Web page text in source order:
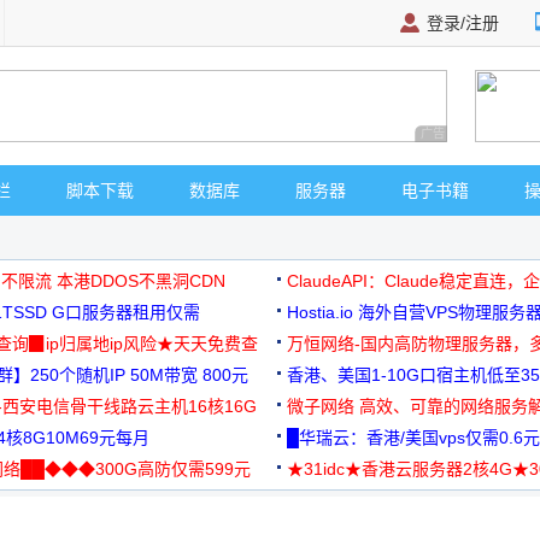
登录/注册
广告 商业广告，理
脚本下载 数据库 服务器 电子书籍
限流 本港DDOS不黑洞CDN
ClaudeAPI：Claude稳定直连，
G口服务器租用仅需
费测试
Hostia.io 海外自营VPS物理服务
询▉ip归属地ip风险★天天免费查
万恒网络-国内高防物理服务器，
99元/月起
】250个随机IP 50M带宽 800元
香港、美国1-10G口宿主机低至
安电信骨干线路云主机16核16G
微子网络 高效、可靠的网络服务
核8G10M69元每月
█华瑞云：香港/美国vps仅需0.6
络██◆◆◆300G高防仅需599元
★31idc★香港云服务器2核